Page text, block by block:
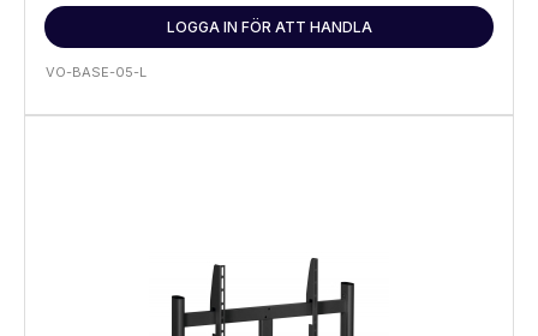
LOGGA IN FÖR ATT HANDLA
VO-BASE-05-L